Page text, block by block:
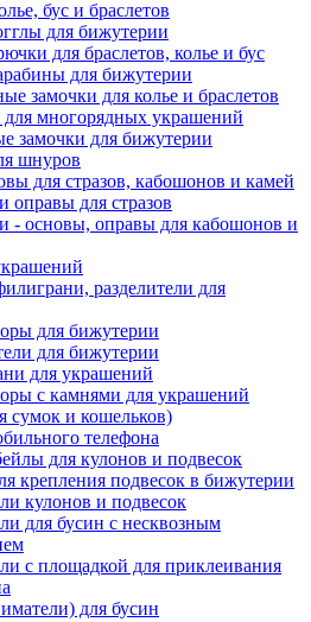
бус и браслетов
для бижутерии
для браслетов, колье и бус
для бижутерии
замочки для колье и браслетов
для многорядных украшений
замочки для бижутерии
шнуров
для стразов, кабошонов и камей
оправы для стразов
- основы, оправы для кабошонов и
разделители для
для бижутерии
для бижутерии
для украшений
с камнями для украшений
сумок и кошельков)
телефона
для кулонов и подвесок
крепления подвесок в бижутерии
кулонов и подвесок
для бусин с несквозным
с площадкой для приклеивания
для бусин